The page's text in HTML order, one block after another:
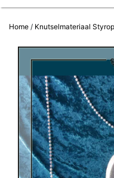
Home / Knutselmateriaal